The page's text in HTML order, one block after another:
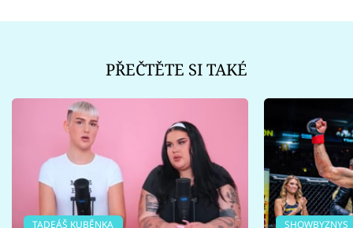
PŘEČTĚTE SI TAKÉ
TADEÁŠ KUBĚNKA SHOWBYZNYS